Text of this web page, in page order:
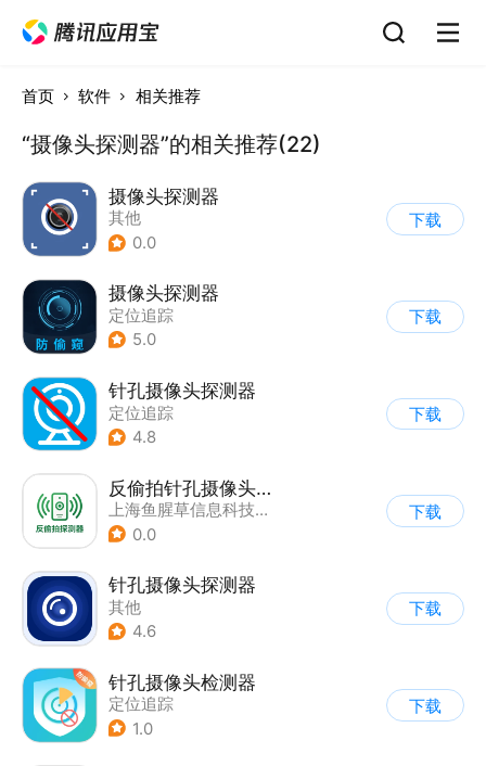
首页 软件 相关推荐
“摄像头探测器”的相关推荐(22)
摄像头探测器
其他
0.0
下载
摄像头探测器
定位追踪
5.0
下载
针孔摄像头探测器
定位追踪
4.8
下载
反偷拍针孔摄像头探测器
上海鱼腥草信息科技有限公司
0.0
下载
针孔摄像头探测器
其他
4.6
下载
针孔摄像头检测器
定位追踪
1.0
下载